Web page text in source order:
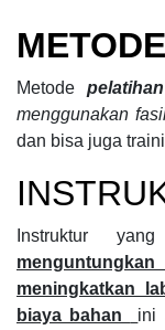
METODE
Metode
menggunakan
dan bisa juga
Instruktur
meningkatkan
biaya bahan
ini